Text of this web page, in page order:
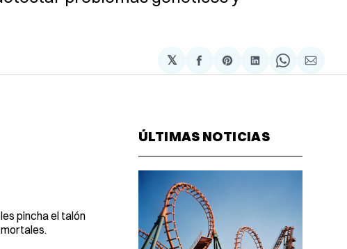
𝕏
Compartir
en
Share
on
Compartir
en
Share
on
via
pincha el talón
ÚLTIMAS NOTICIAS